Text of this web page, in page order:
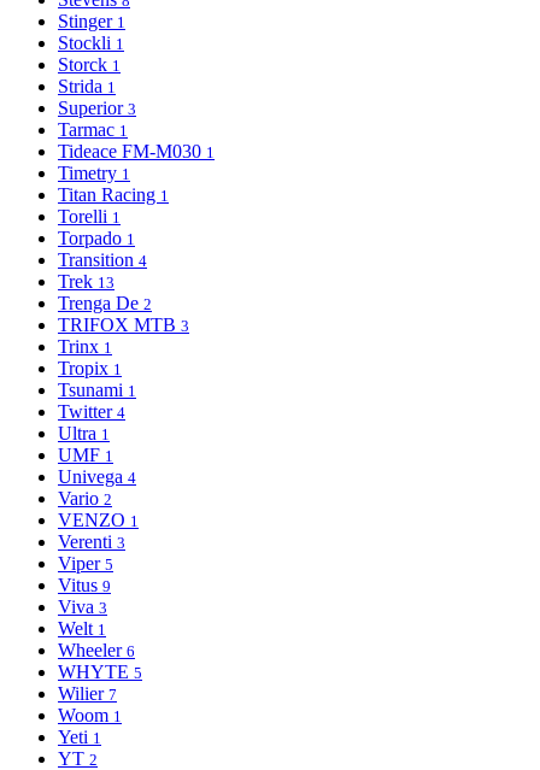
Stinger 1
Stockli 1
Storck 1
Strida 1
Superior 3
Tarmac 1
Tideace FM-M030 1
Timetry 1
Titan Racing 1
Torelli 1
Torpado 1
Transition 4
Trek 13
Trenga De 2
TRIFOX MTB 3
Trinx 1
Tropix 1
Tsunami 1
Twitter 4
Ultra 1
UMF 1
Univega 4
Vario 2
VENZO 1
Verenti 3
Viper 5
Vitus 9
Viva 3
Welt 1
Wheeler 6
WHYTE 5
Wilier 7
Woom 1
Yeti 1
YT 2